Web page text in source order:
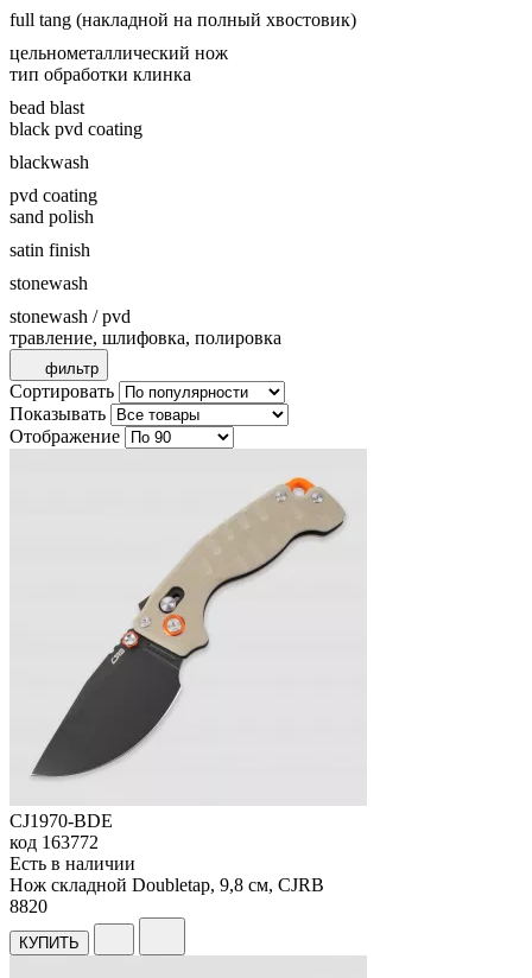
full tang (накладной на полный хвостовик)
цельнометаллический нож
тип обработки клинка
bead blast
black pvd coating
blackwash
pvd coating
sand polish
satin finish
stonewash
stonewash / pvd
травление, шлифовка, полировка
фильтр
Сортировать
Показывать
Отображение
CJ1970-BDE
код 163772
Есть в наличии
Нож складной Doubletap, 9,8 см, CJRB
8820
КУПИТЬ